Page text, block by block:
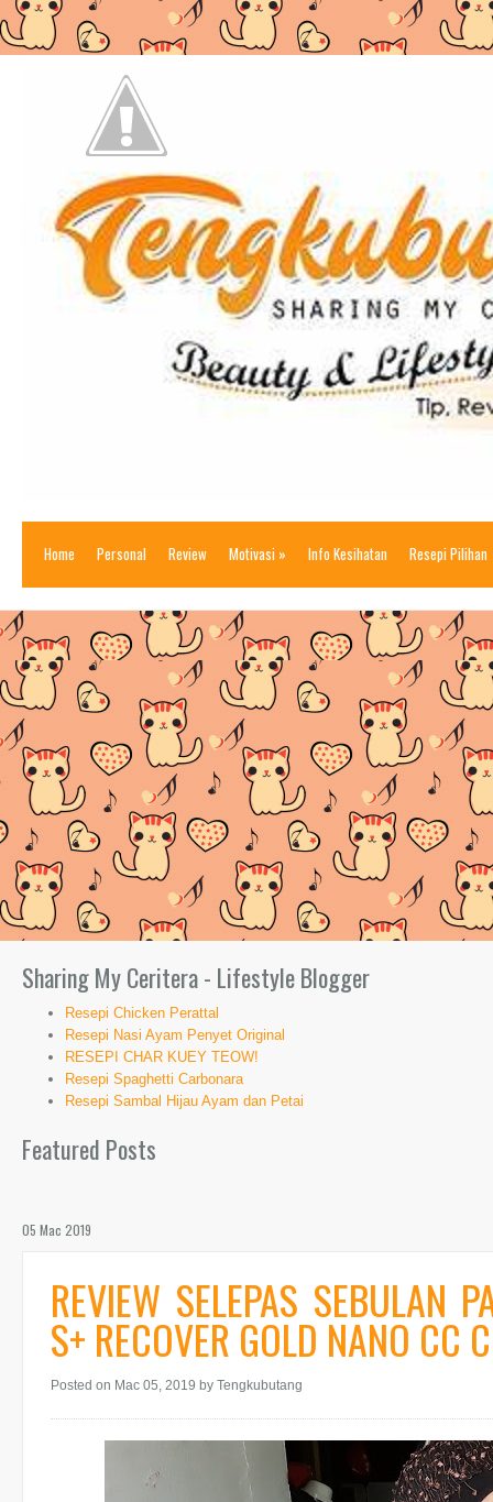
Home Personal Review Motivasi » Info Kesihatan Resepi Pilihan
Sharing My Ceritera - Lifestyle Blogger
Resepi Chicken Perattal
Resepi Nasi Ayam Penyet Original
RESEPI CHAR KUEY TEOW!
Resepi Spaghetti Carbonara
Resepi Sambal Hijau Ayam dan Petai
Featured Posts
05 Mac 2019
REVIEW SELEPAS SEBULAN
S+ RECOVER GOLD NANO CC
Posted on Mac 05, 2019 by Tengkubutang